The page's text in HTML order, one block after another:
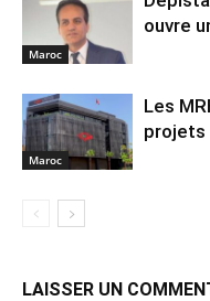
Maroc
ouvre
Maroc
Les
projets
LAISSER UN